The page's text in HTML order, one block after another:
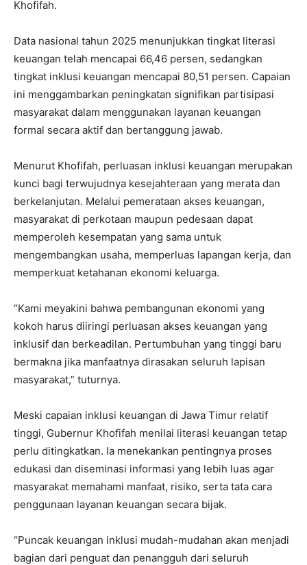
Khofifah.
Data nasional tahun 2025 menunjukkan tingkat literasi
keuangan telah mencapai 66,46 persen, sedangkan
tingkat inklusi keuangan mencapai 80,51 persen. Capaian
ini menggambarkan peningkatan signifikan partisipasi
masyarakat dalam menggunakan layanan keuangan
formal secara aktif dan bertanggung jawab.
Menurut Khofifah, perluasan inklusi keuangan merupakan
kunci bagi terwujudnya kesejahteraan yang merata dan
berkelanjutan. Melalui pemerataan akses keuangan,
masyarakat di perkotaan maupun pedesaan dapat
memperoleh kesempatan yang sama untuk
mengembangkan usaha, memperluas lapangan kerja, dan
memperkuat ketahanan ekonomi keluarga.
“Kami meyakini bahwa pembangunan ekonomi yang
kokoh harus diiringi perluasan akses keuangan yang
inklusif dan berkeadilan. Pertumbuhan yang tinggi baru
bermakna jika manfaatnya dirasakan seluruh lapisan
masyarakat,” tuturnya.
Meski capaian inklusi keuangan di Jawa Timur relatif
tinggi, Gubernur Khofifah menilai literasi keuangan tetap
perlu ditingkatkan. Ia menekankan pentingnya proses
edukasi dan diseminasi informasi yang lebih luas agar
masyarakat memahami manfaat, risiko, serta tata cara
penggunaan layanan keuangan secara bijak.
“Puncak keuangan inklusi mudah-mudahan akan menjadi
bagian dari penguat dan penangguh dari seluruh